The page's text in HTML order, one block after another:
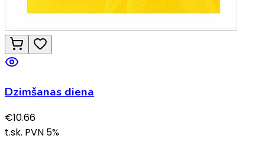
Dzimšanas diena
€10.66
t.sk. PVN 5%